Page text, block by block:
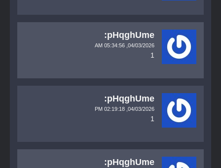
pHqghUme:
04/03/2026,
05:34:56 AM
1
pHqghUme:
04/03/2026,
02:19:18 PM
1
pHqghUme: